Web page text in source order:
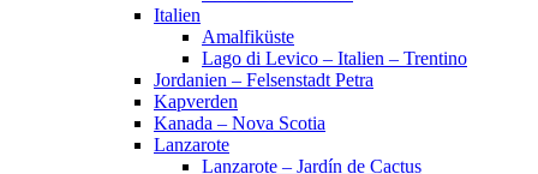
Italien
Amalfiküste
Lago di Levico – Italien – Trentino
Jordanien – Felsenstadt Petra
Kapverden
Kanada – Nova Scotia
Lanzarote
Lanzarote – Jardín de Cactus